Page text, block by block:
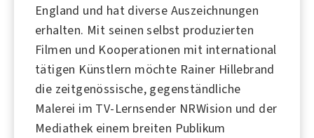
England und hat diverse Auszeichnungen
erhalten. Mit seinen selbst produzierten
Filmen und Kooperationen mit international
tätigen Künstlern möchte Rainer Hillebrand
die zeitgenössische, gegenständliche
Malerei im TV-Lernsender NRWision und der
Mediathek einem breiten Publikum